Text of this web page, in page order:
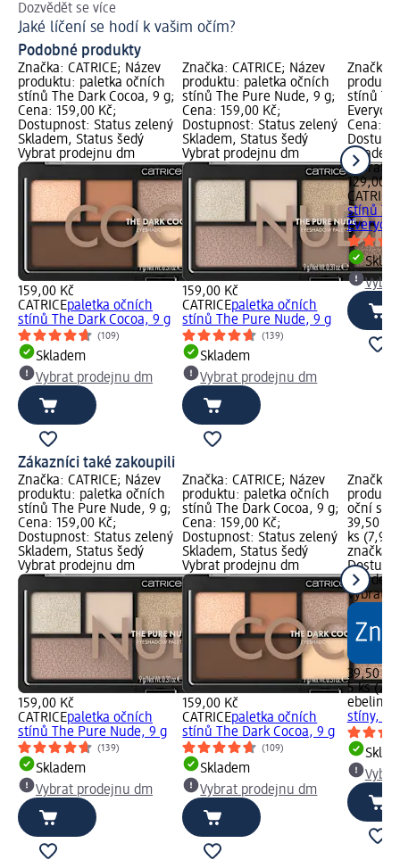
Dozvědět se více
Jaké líčení se hodí k vašim očím?
Podobné produkty
Značka: CATRICE; Název
produktu: paletka očních
stínů The Dark Cocoa, 9 g;
Cena: 159,00 Kč;
Dostupnost: Status zelený
Skladem, Status šedý
Vybrat prodejnu dm
159,00 Kč
CATRICEpaletka očních
stínů The Dark Cocoa, 9 g
(109)
Skladem
Vybrat prodejnu dm
Značka: CATRICE; Název
produktu: paletka očních
stínů The Pure Nude, 9 g;
Cena: 159,00 Kč;
Dostupnost: Status zelený
Skladem, Status šedý
Vybrat prodejnu dm
159,00 Kč
CATRICEpaletka očních
stínů The Pure Nude, 9 g
(139)
Skladem
Vybrat prodejnu dm
Značka:
stínů
Cena:
Vybrat
129,00
CATRICE
stínů
Zákazníci také zakoupili
Značka: CATRICE; Název
produktu: paletka očních
stínů The Pure Nude, 9 g;
Cena: 159,00 Kč;
Dostupnost: Status zelený
Skladem, Status šedý
Vybrat prodejnu dm
159,00 Kč
CATRICEpaletka očních
stínů The Pure Nude, 9 g
(139)
Skladem
Vybrat prodejnu dm
Značka: CATRICE; Název
produktu: paletka očních
stínů The Dark Cocoa, 9 g;
Cena: 159,00 Kč;
Dostupnost: Status zelený
Skladem, Status šedý
Vybrat prodejnu dm
159,00 Kč
CATRICEpaletka očních
stínů The Dark Cocoa, 9 g
(109)
Skladem
Vybrat prodejnu dm
Značka:
oční
39,50
ks (7,90
značka
Vybrat
39,50 Kč
5 ks
ebelin
stíny, 1